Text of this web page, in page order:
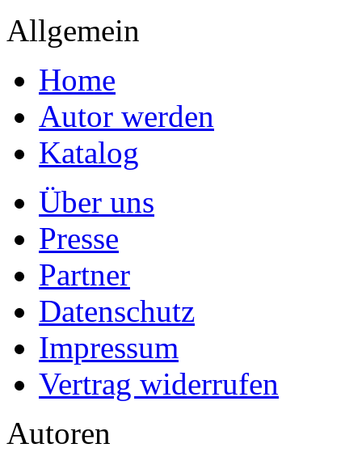
Allgemein
Home
Autor werden
Katalog
Über uns
Presse
Partner
Datenschutz
Impressum
Vertrag widerrufen
Autoren